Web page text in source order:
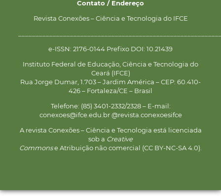
Contato / Endereço
Revista Conexões – Ciência e Tecnologia do IFCE
e-ISSN: 2176-0144 Prefixo DOI: 10.21439
Instituto Federal de Educação, Ciência e Tecnologia do
Ceará (IFCE)
Rua Jorge Dumar, 1.703 – Jardim América – CEP: 60.410-
426 – Fortaleza/CE – Brasil
Telefone: (85) 3401-2332/2328 – E-mail:
conexoes@ifce.edu.br @revista.conexoesifce
A revista Conexões – Ciência e Tecnologia está licenciada
sob a Creative
Commonse Atribuição não comercial (CC BY-NC-SA 4.0).